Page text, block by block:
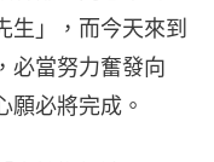
生」，而今天來到
必當努力奮發向
願必將完成。